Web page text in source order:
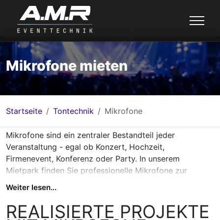
Mikrofone mieten
Startseite Tontechnik Mikrofone
Mikrofone sind ein zentraler Bestandteil jeder
Veranstaltung - egal ob Konzert, Hochzeit,
Firmenevent, Konferenz oder Party. In unserem
Mietpark finden Sie professionelle Mikrofone zur
zuverlässigen Übertragung von Sprache und Gesang in
Wir bieten kabelgebundene und drahtlose Mikrofone für
unterschiedliche Einsatzzwecke, darunter Gesangs-,
Weiter lesen...
REALISIERTE PROJEKTE